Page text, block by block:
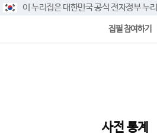
이 누리집은 대한민국 공식 전자정부 누
집필 참여하기
사전 통계